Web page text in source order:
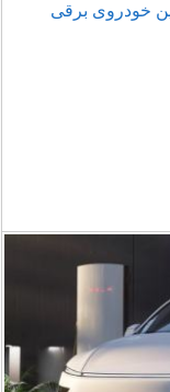
خودروی برقی